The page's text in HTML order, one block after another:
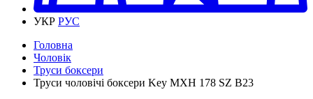
УКР РУС
Головна
Чоловік
Труси боксери
Труси чоловічі боксери Key MXH 178 SZ B23